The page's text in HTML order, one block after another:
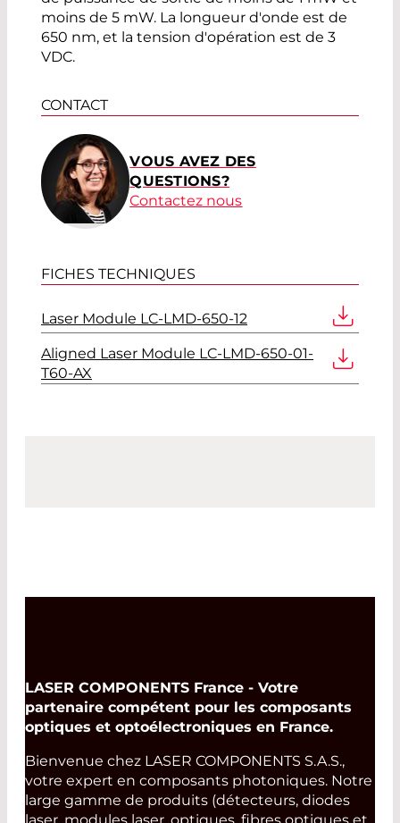
moins de 5 mW. La longueur d'onde est de
650 nm, et la tension d'opération est de 3
VDC.
CONTACT
VOUS AVEZ DES
QUESTIONS?
Contactez nous
FICHES TECHNIQUES
Laser Module LC-LMD-650-12
Aligned Laser Module LC-LMD-650-01-
T60-AX
LASER COMPONENTS France - Votre
partenaire compétent pour les composants
optiques et optoélectroniques en France.
Bienvenue chez LASER COMPONENTS S.A.S.,
votre expert en composants photoniques. Notre
large gamme de produits (détecteurs, diodes